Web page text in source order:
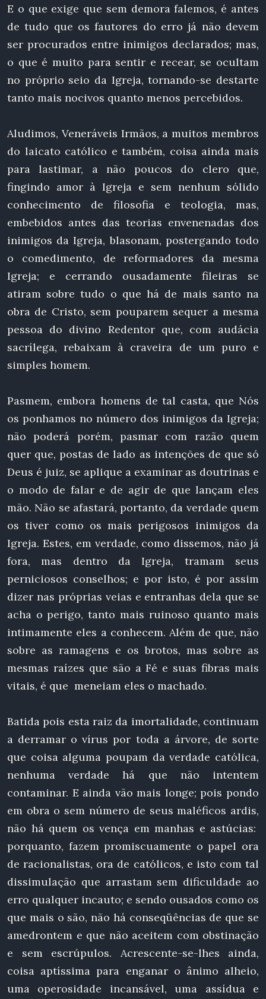
E o que exige que sem demora falemos, é antes
de tudo que os fautores do erro já não devem
ser procurados entre inimigos declarados; mas,
o que é muito para sentir e recear, se ocultam
no próprio seio da Igreja, tornando-se destarte
tanto mais nocivos quanto menos percebidos.
Aludimos, Veneráveis Irmãos, a muitos membros
do laicato católico e também, coisa ainda mais
para lastimar, a não poucos do clero que,
fingindo amor à Igreja e sem nenhum sólido
conhecimento de filosofia e teologia, mas,
embebidos antes das teorias envenenadas dos
inimigos da Igreja, blasonam, postergando todo
o comedimento, de reformadores da mesma
Igreja; e cerrando ousadamente fileiras se
atiram sobre tudo o que há de mais santo na
obra de Cristo, sem pouparem sequer a mesma
pessoa do divino Redentor que, com audácia
sacrílega, rebaixam à craveira de um puro e
simples homem.
Pasmem, embora homens de tal casta, que Nós
os ponhamos no número dos inimigos da Igreja;
não poderá porém, pasmar com razão quem
quer que, postas de lado as intenções de que só
Deus é juiz, se aplique a examinar as doutrinas e
o modo de falar e de agir de que lançam eles
mão. Não se afastará, portanto, da verdade quem
os tiver como os mais perigosos inimigos da
Igreja. Estes, em verdade, como dissemos, não já
fora, mas dentro da Igreja, tramam seus
perniciosos conselhos; e por isto, é por assim
dizer nas próprias veias e entranhas dela que se
acha o perigo, tanto mais ruinoso quanto mais
intimamente eles a conhecem. Além de que, não
sobre as ramagens e os brotos, mas sobre as
mesmas raízes que são a Fé e suas fibras mais
vitais, é que meneiam eles o machado.
Batida pois esta raiz da imortalidade, continuam
a derramar o vírus por toda a árvore, de sorte
que coisa alguma poupam da verdade católica,
nenhuma verdade há que não intentem
contaminar. E ainda vão mais longe; pois pondo
em obra o sem número de seus maléficos ardis,
não há quem os vença em manhas e astúcias:
porquanto, fazem promiscuamente o papel ora
de racionalistas, ora de católicos, e isto com tal
dissimulação que arrastam sem dificuldade ao
erro qualquer incauto; e sendo ousados como os
que mais o são, não há conseqüências de que se
amedrontem e que não aceitem com obstinação
e sem escrúpulos. Acrescente-se-lhes ainda,
coisa aptíssima para enganar o ânimo alheio,
uma operosidade incansável, uma assídua e